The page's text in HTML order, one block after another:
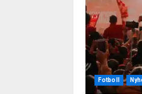
Fotboll